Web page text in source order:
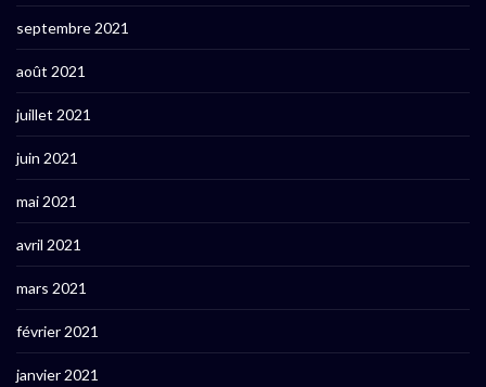
septembre 2021
août 2021
juillet 2021
juin 2021
mai 2021
avril 2021
mars 2021
février 2021
janvier 2021